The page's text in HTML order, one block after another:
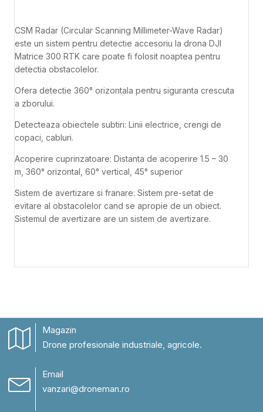
CSM Radar (Circular Scanning Millimeter-Wave Radar)
este un sistem pentru detectie accesoriu la drona DJI
Matrice 300 RTK care poate fi folosit noaptea pentru
detectia obstacolelor.
Ofera detectie 360° orizontala pentru siguranta crescuta
a zborului.
Detecteaza obiectele subtiri: Linii electrice, crengi de
copaci, cabluri.
Acoperire cuprinzatoare: Distanta de acoperire 1.5 – 30
m, 360° orizontal, 60° vertical, 45° superior
Sistem de avertizare si franare: Sistem pre-setat de
evitare al obstacolelor cand se apropie de un obiect.
Sistemul de avertizare are un sistem de avertizare.
Magazin
Drone profesionale industriale, agricole.
Email
vanzari@droneman.ro